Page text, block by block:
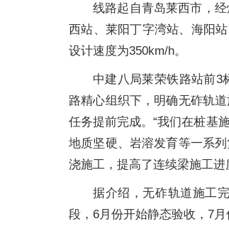
线路起自青岛莱西市，
西站、莱阳丁字湾站、海阳
设计速度为350km/h。
中建八局莱荣铁路站前3
路精心组织下，明确无砟轨
任务提前完成。“我们在桩基
地质坚硬、岩溶发育等一系
浇施工，提高了连续梁施工进
据介绍，无砟轨道施工
段，6月份开始静态验收，7